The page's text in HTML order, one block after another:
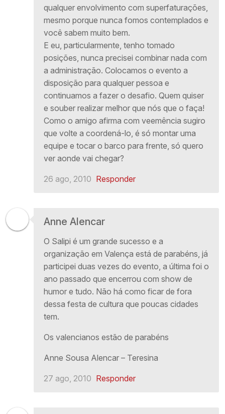
qualquer envolvimento com superfaturações,
mesmo porque nunca fomos contemplados e
você sabem muito bem.
E eu, particularmente, tenho tomado
posições, nunca precisei combinar nada com
a administração. Colocamos o evento a
disposição para qualquer pessoa e
continuamos a fazer o desafio. Quem quiser
e souber realizar melhor que nós que o faça!
Como o amigo afirma com veemência sugiro
que volte a coordená-lo, é só montar uma
equipe e tocar o barco para frente, só quero
ver aonde vai chegar?
26 ago, 2010 Responder
Anne Alencar
O Salipi é um grande sucesso e a
organização em Valença está de parabéns, já
participei duas vezes do evento, a última foi o
ano passado que encerrou com show de
humor e tudo. Não há como ficar de fora
dessa festa de cultura que poucas cidades
tem.
Os valencianos estão de parabéns
Anne Sousa Alencar – Teresina
27 ago, 2010 Responder